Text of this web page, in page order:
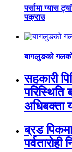
पर्सामा ग्यास
पक्राउ
बागलुङको
सहकारी
परिस्थिति
अधिबक्ता
ब्रड पिकमा
पर्वतारोही